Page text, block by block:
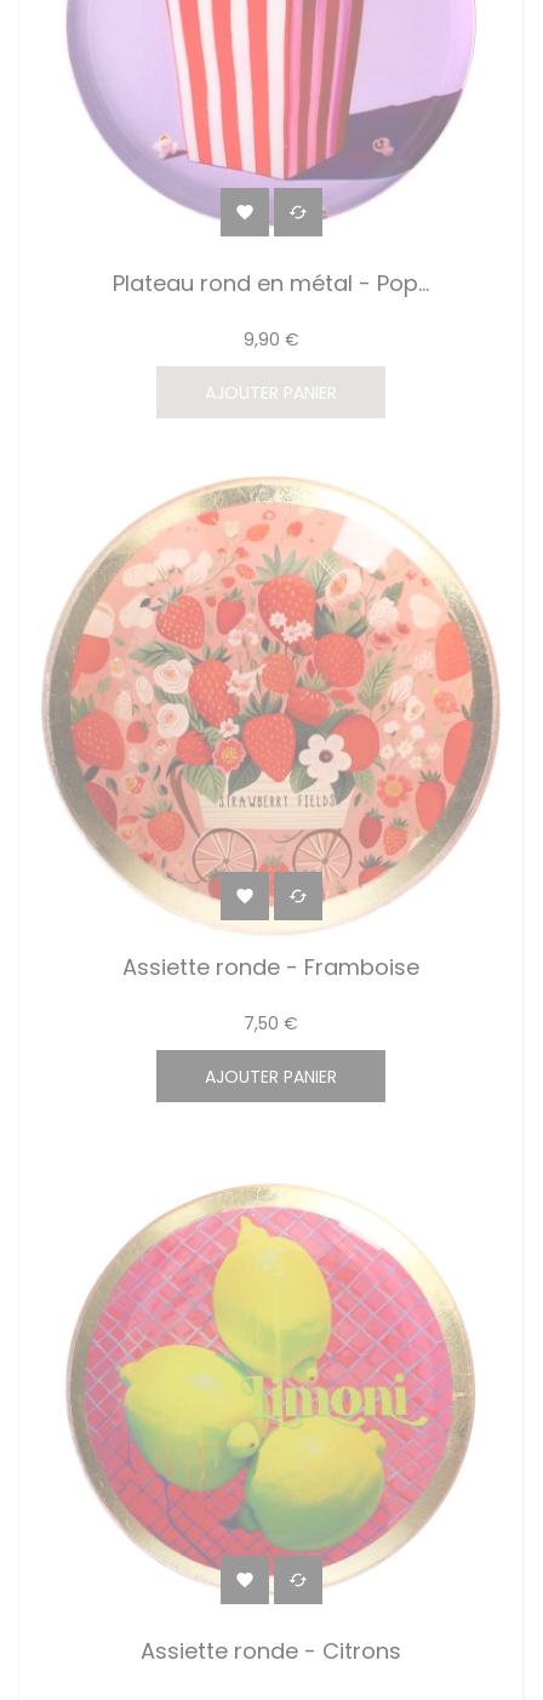
 
Plateau rond en métal - Pop...
9,90 €
AJOUTER PANIER
 
Assiette ronde - Framboise
7,50 €
AJOUTER PANIER
 
Assiette ronde - Citrons